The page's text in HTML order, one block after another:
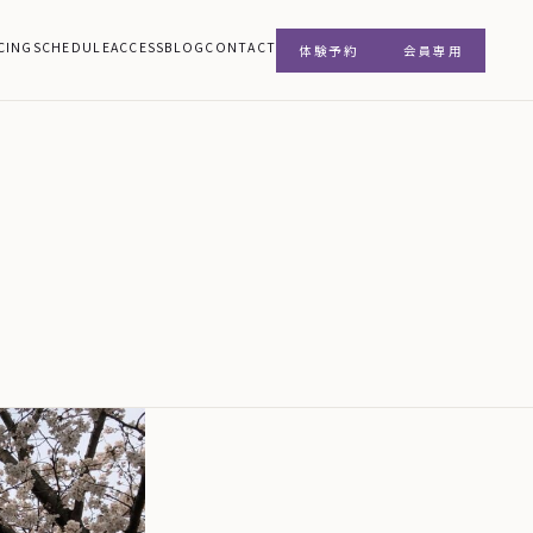
SCHEDULEACCESSBLOG CONTACT 体験予約 会員専用